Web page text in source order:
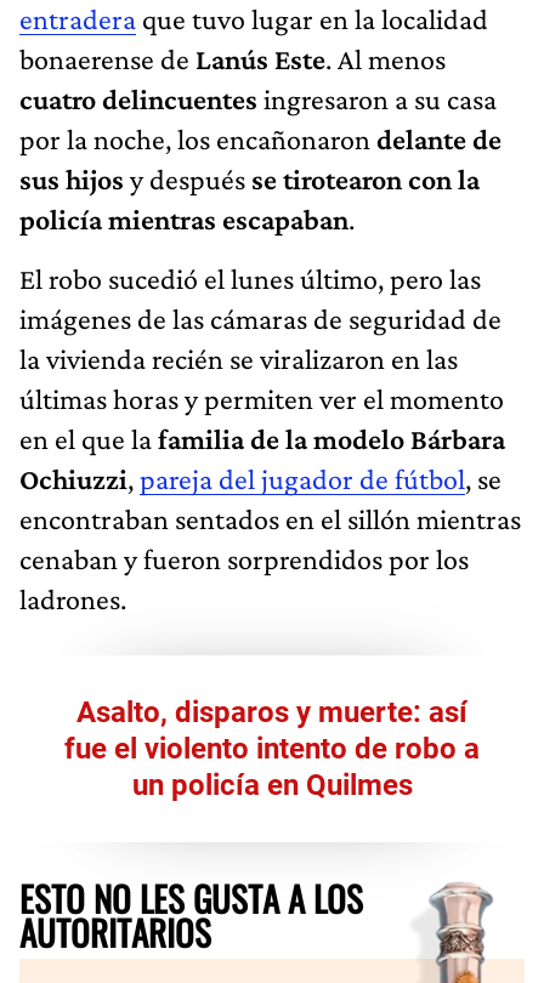
entradera que tuvo lugar en la localidad
bonaerense de Lanús Este. Al menos
cuatro delincuentes ingresaron a su casa
por la noche, los encañonaron delante de
sus hijos y después se tirotearon con la
policía mientras escapaban.
El robo sucedió el lunes último, pero las
imágenes de las cámaras de seguridad de
la vivienda recién se viralizaron en las
últimas horas y permiten ver el momento
en el que lafamilia de la modelo Bárbara
Ochiuzzi,pareja del jugador de fútbol, se
encontraban sentados en el sillón mientras
cenaban y fueron sorprendidos por los
ladrones.
Asalto, disparos y muerte: así
fue el violento intento de robo a
un policía en Quilmes
ESTO NO LES GUSTA A LOS
AUTORITARIOS